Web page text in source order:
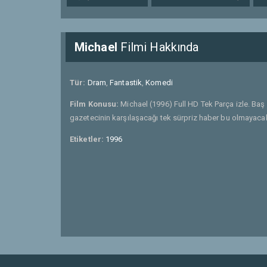
Michael Filmi Hakkında
Tür: Dram,Fantastik,Komedi
Film Konusu: Michael (1996) Full HD Tek Parça izle. Baş
gazetecinin karşılaşacağı tek sürpriz haber bu
Etiketler: 1996